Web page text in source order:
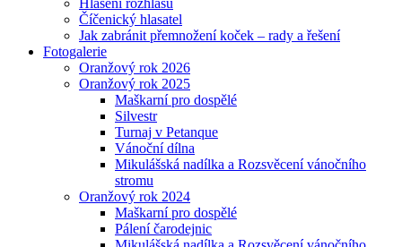
Hlášení rozhlasu
Číčenický hlasatel
Jak zabránit přemnožení koček – rady a řešení
Fotogalerie
Oranžový rok 2026
Oranžový rok 2025
Maškarní pro dospělé
Silvestr
Turnaj v Petanque
Vánoční dílna
Mikulášská nadílka a Rozsvěcení vánočního
stromu
Oranžový rok 2024
Maškarní pro dospělé
Pálení čarodejnic